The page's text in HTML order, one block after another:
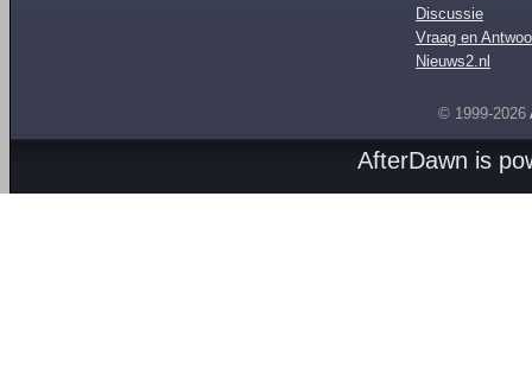
Discussie
Vraag en
Nieuws2.nl
© 1999-2026
AfterDawn is